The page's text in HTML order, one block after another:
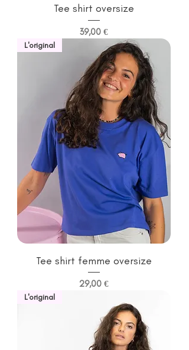
Tee shirt oversize
Prix
39,00 €
L'original
Tee shirt femme oversize
Prix
29,00 €
L'original